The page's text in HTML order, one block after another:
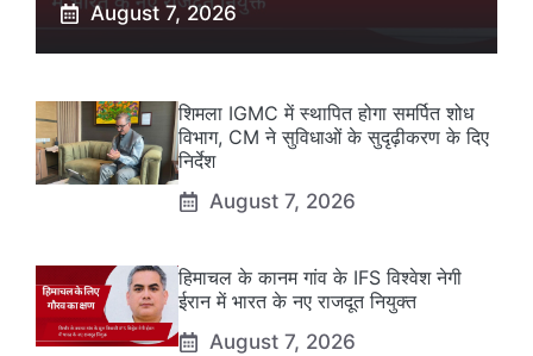
August 7, 2026
शिमला IGMC में स्थापित होगा समर्पित शोध
विभाग, CM ने सुविधाओं के सुदृढ़ीकरण के दिए
निर्देश
August 7, 2026
हिमाचल के कानम गांव के IFS विश्वेश नेगी
ईरान में भारत के नए राजदूत नियुक्त
August 7, 2026